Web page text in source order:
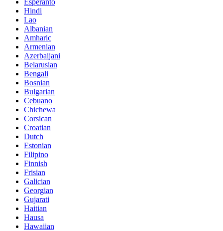
Esperanto
Hindi
Lao
Albanian
Amharic
Armenian
Azerbaijani
Belarusian
Bengali
Bosnian
Bulgarian
Cebuano
Chichewa
Corsican
Croatian
Dutch
Estonian
Filipino
Finnish
Frisian
Galician
Georgian
Gujarati
Haitian
Hausa
Hawaiian